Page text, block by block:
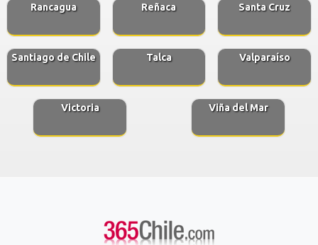
Rancagua Reñaca Santa Cruz
Santiago de Chile Talca Valparaíso
Victoria Viña del Mar